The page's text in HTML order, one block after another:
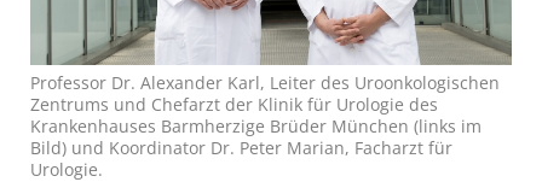
Professor Dr. Alexander Karl, Leiter des Uroonkologischen
Zentrums und Chefarzt der Klinik für Urologie des
Krankenhauses Barmherzige Brüder München (links im
Bild) und Koordinator Dr. Peter Marian, Facharzt für
Urologie.